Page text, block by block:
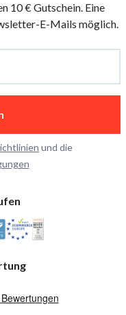
10 € Gutschein. Eine
E-Mails möglich.
und die